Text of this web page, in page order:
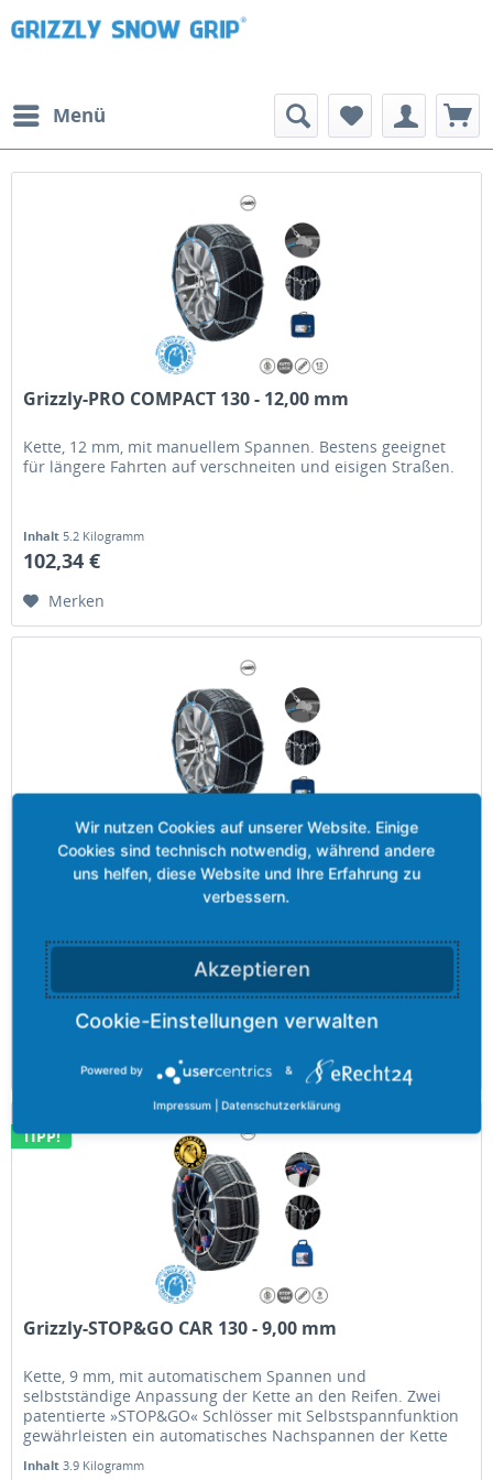
Menü
Grizzly-PRO COMPACT 130 - 12,00 mm
Kette, 12 mm, mit manuellem Spannen. Bestens geeignet
für längere Fahrten auf verschneiten und eisigen Straßen.
Inhalt 5.2 Kilogramm
102,34 €
Merken
Grizzly-PRO COMPACT 130 - 9,00 mm
bewältigen Sie auch extreme Situationen.
Inhalt3.6 Kilogramm
85,68 €
Merken
TIPP!
Grizzly-STOP&GO CAR 130 - 9,00 mm
Kette, 9 mm, mit automatischem Spannen und
selbstständige Anpassung der Kette an den Reifen. Zwei
patentierte »STOP&GO« Schlösser mit Selbstspannfunktion
gewährleisten ein automatisches Nachspannen der Kette
Inhalt3.9 Kilogramm
Akzeptieren
Powered by &
Impressum | Datenschutzerklärung